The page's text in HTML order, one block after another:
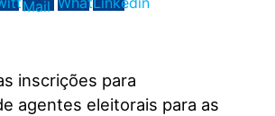
inscrições para
agentes eleitorais para as